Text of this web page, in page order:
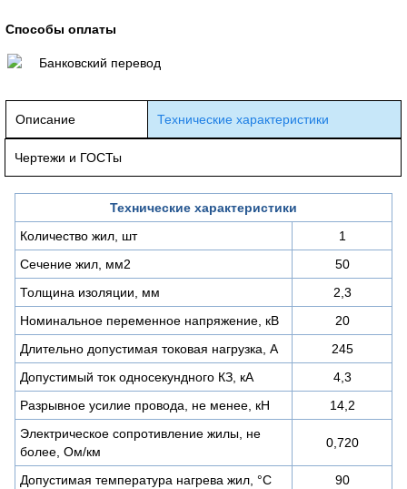
Способы оплаты
Банковский перевод
Описание Технические характеристики
Чертежи и ГОСТы
Технические характеристики
Количество жил, шт
1
Сечение жил, мм2
50
Толщина изоляции, мм
2,3
Номинальное переменное напряжение, кВ
20
Длительно допустимая токовая нагрузка, А
245
Допустимый ток односекундного КЗ, кА
4,3
Разрывное усилие провода, не менее, кН
14,2
Электрическое сопротивление жилы, не
более, Ом/км
0,720
Допустимая температура нагрева жил, °С
90